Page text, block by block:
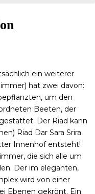
ein weiterer
hat zwei davon:
um den
Beeten, der
Der Riad kann
Riad Dar Sara Srira
Innenhof entsteht!
die sich alle um
Der im eleganten,
wird von einer
Ebenen gekrönt. Ein